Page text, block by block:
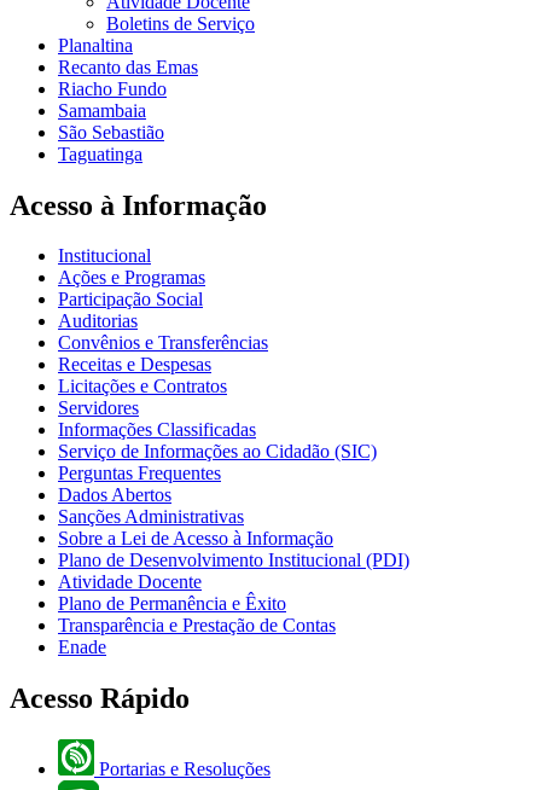
Boletins de Serviço
Planaltina
Recanto das Emas
Riacho Fundo
Samambaia
São Sebastião
Taguatinga
Acesso à Informação
Institucional
Ações e Programas
Participação Social
Auditorias
Convênios e Transferências
Receitas e Despesas
Licitações e Contratos
Servidores
Informações Classificadas
Serviço de Informações ao Cidadão (SIC)
Perguntas Frequentes
Dados Abertos
Sanções Administrativas
Sobre a Lei de Acesso à Informação
Plano de Desenvolvimento Institucional (PDI)
Atividade Docente
Plano de Permanência e Êxito
Transparência e Prestação de Contas
Enade
Acesso Rápido
Portarias e Resoluções